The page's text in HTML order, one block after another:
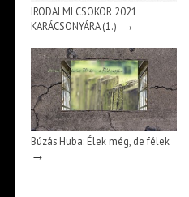
IRODALMI CSOKOR 2021
KARÁCSONYÁRA (1.) →
Búzás Huba: Élek még, de félek
→